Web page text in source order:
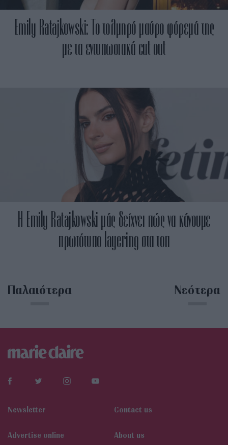
Emily Ratajkowski: Το τολμηρό μαύρο φόρεμά της
με τα εντυπωσιακά cut out
Η Emily Ratajkowski μάς δείχνει πώς να κάνουμε
πρωτότυπο layering στα τοπ
Παλαιότερα Νεότερα
Newsletter Contact us
Αdvertise online About us